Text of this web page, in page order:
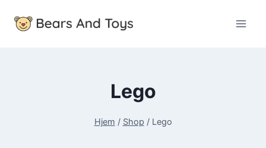
Lego
Hjem / Shop / Lego